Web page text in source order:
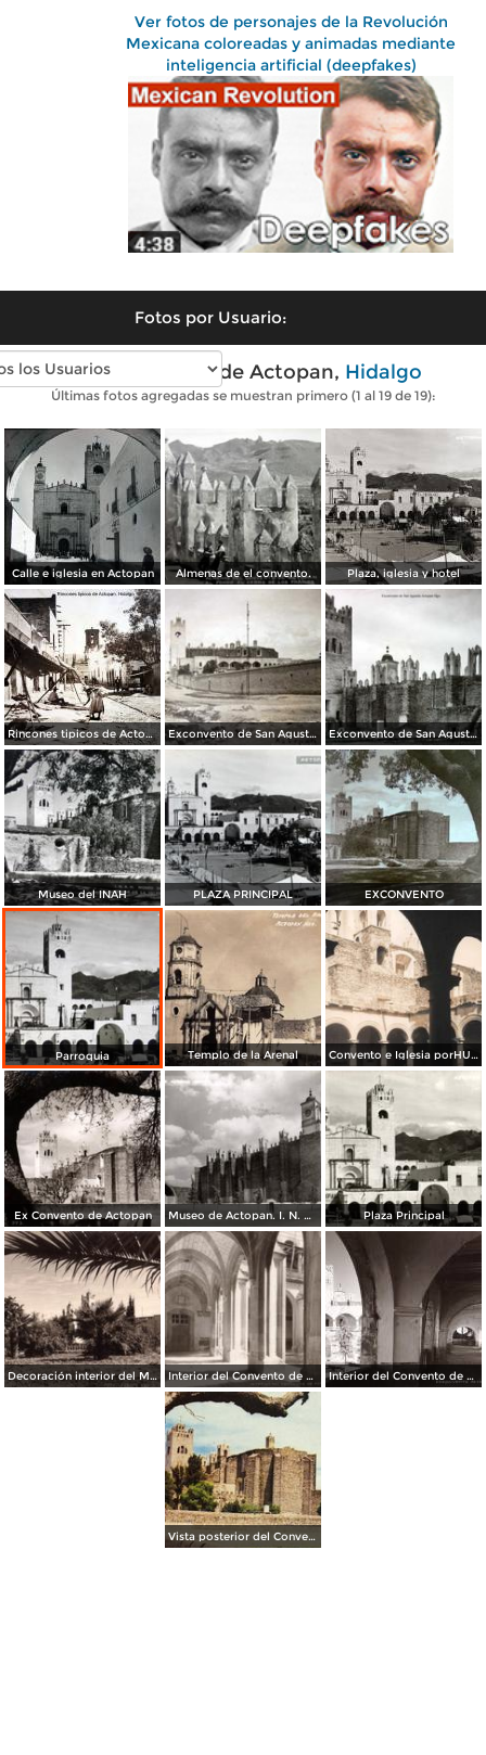
Ver fotos de personajes de la Revolución
Mexicana coloreadas y animadas mediante
inteligencia artificial (deepfakes)
Fotos por Usuario:
Fotos antiguas de Actopan, Hidalgo
Últimas fotos agregadas se muestran primero (1 al 19 de 19):
Calle e iglesia en Actopan Almenas de el convento. Plaza, iglesia y hotel
Rincones tipicos de Actopan, Hidalgo. Exconvento de San Agustin Actopan Hgo. Exconvento de San Agustin Actopan Hgo.
Museo del INAH PLAZA PRINCIPAL EXCONVENTO
Parroquia Templo de la Arenal Convento e Iglesia porHUGO BREHME
Ex Convento de Actopan Museo de Actopan. I. N. A. H. Plaza Principal
Decoración interior del Museo de Actopan Interior del Convento de Actopan Interior del Convento de Actopan
Vista posterior del Convento